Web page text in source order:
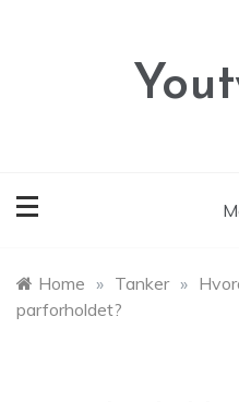
Home » Tanker »
parforholdet?